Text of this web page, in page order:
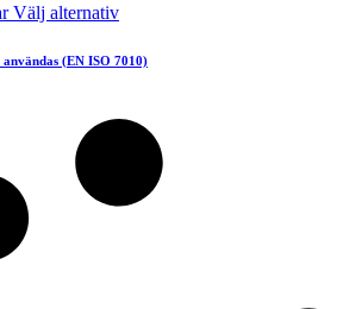
Välj alternativDen
produkten
varianter.
alternativen
kan
(EN ISO 7010)